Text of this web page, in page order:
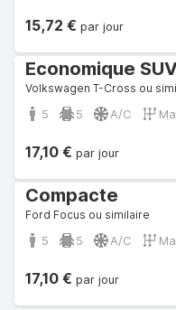
15,72 € par jour
Economique
Volkswagen T-Cross ou
5 5 A/C
17,10 € par jour
Compacte
Ford Focus ou similaire
5 5 A/C
17,10 € par jour